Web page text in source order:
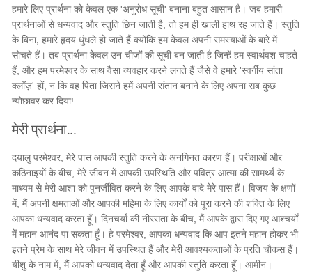
हमारे लिए प्रार्थना को केवल एक 'अनुरोध सूची' बनाना बहुत आसान है। जब हमारी
प्रार्थनाओं से धन्यवाद और स्तुति छिन जाती है, तो हम ही खाली हाथ रह जाते हैं। स्तुति
के बिना, हमारे हृदय धुंधले हो जाते हैं क्योंकि हम केवल अपनी समस्याओं के बारे में
सोचते हैं। तब प्रार्थना केवल उन चीजों की सूची बन जाती है जिन्हें हम स्वार्थवश चाहते
हैं, और हम परमेश्वर के साथ वैसा व्यवहार करने लगते हैं जैसे वे हमारे 'स्वर्गीय सांता
क्लॉज़' हों, न कि वह पिता जिसने हमें अपनी संतान बनाने के लिए अपना सब कुछ
न्योछावर कर दिया!
मेरी प्रार्थना...
दयालु परमेश्वर, मेरे पास आपकी स्तुति करने के अनगिनत कारण हैं। परीक्षाओं और
कठिनाइयों के बीच, मेरे जीवन में आपकी उपस्थिति और पवित्र आत्मा की सामर्थ्य के
माध्यम से मेरी आशा को पुनर्जीवित करने के लिए आपके वादे मेरे पास हैं। विजय के क्षणों
में, मैं अपनी क्षमताओं और आपकी महिमा के लिए कार्यों को पूरा करने की शक्ति के लिए
आपका धन्यवाद करता हूँ। दिनचर्या की नीरसता के बीच, मैं आपके द्वारा दिए गए आश्चर्यों
में महान आनंद पा सकता हूँ। हे परमेश्वर, आपका धन्यवाद कि आप इतने महान होकर भी
इतने प्रेम के साथ मेरे जीवन में उपस्थित हैं और मेरी आवश्यकताओं के प्रति चौकस हैं।
यीशु के नाम में, मैं आपको धन्यवाद देता हूँ और आपकी स्तुति करता हूँ। आमीन।